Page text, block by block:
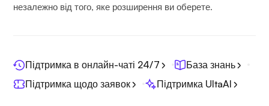
незалежно від того, яке розширення ви оберете.
Підтримка в онлайн-чаті 24/7
База знань
Підтримка щодо заявок
Підтримка UltaAI